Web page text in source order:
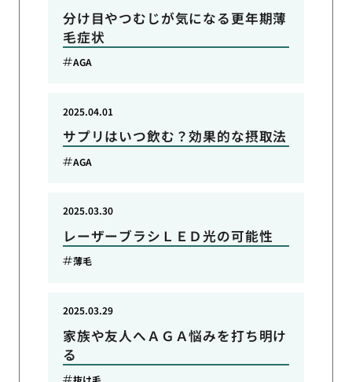
分け目やつむじが気になる更年期薄
毛症状
AGA
サプリはいつ飲む？効果的な摂取法
2025.04.01
AGA
レーザーブラシＬＥＤ光の可能性
2025.03.30
薄毛
家族や友人へＡＧＡ悩みを打ち明け
る
2025.03.29